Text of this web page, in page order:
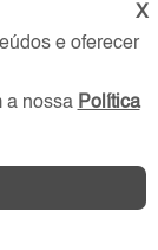
X
e oferecer
a nossa Política